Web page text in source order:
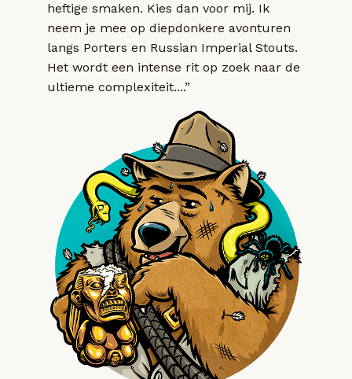
heftige smaken. Kies dan voor mij. Ik
neem je mee op diepdonkere avonturen
langs Porters en Russian Imperial Stouts.
Het wordt een intense rit op zoek naar de
ultieme complexiteit....”